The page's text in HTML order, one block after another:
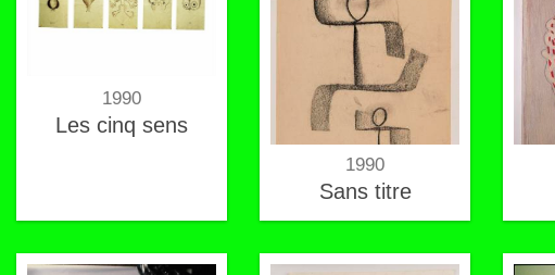
1990
Les cinq sens
1990
Sans titre